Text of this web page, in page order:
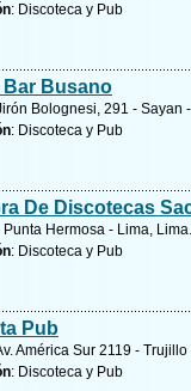
: Discoteca y Pub
Bar Busano
Bolognesi, 291 - Sayan
: Discoteca y Pub
De Discotecas
Punta Hermosa - Lima, Lima.
: Discoteca y Pub
Pub
América Sur 2119 -
: Discoteca y Pub